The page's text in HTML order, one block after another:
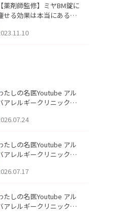
【薬剤師監修】ミヤBM錠に
せる効果は本当にある
たしの名医Youtube アル
アレルギークリニック札
る男性へ｜医師が教える
開いたしました。
たしの名医Youtube アル
アレルギークリニック札
にVビームは効く？向いて
」を公開いたしました。
たしの名医Youtube アル
アレルギークリニック札